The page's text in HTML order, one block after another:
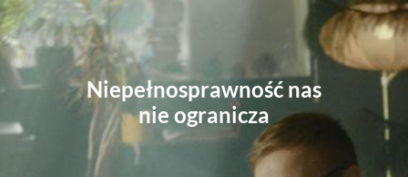
Niepełnosprawność nas
nie ogranicza